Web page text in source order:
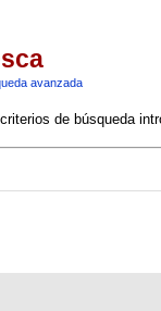
avanzada
de búsqueda